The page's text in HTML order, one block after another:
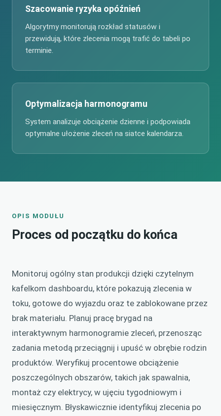
Szacowanie ryzyka opóźnień
Algorytmy monitorują rozkład statusów i
przewidują, które zlecenia mogą trafić do tabeli po
terminie.
Optymalizacja harmonogramu
System analizuje obciążenie dzienne i podpowiada
optymalne ułożenie zleceń na siatce kalendarza.
OPIS MODUŁU
Proces od początku do końca
Monitoruj ogólny stan produkcji dzięki czytelnym
kafelkom dashboardu, które pokazują zlecenia w
toku, gotowe do wyjazdu oraz te zablokowane przez
brak materiału. Planuj pracę brygad na
interaktywnym harmonogramie zleceń, przenosząc
zadania metodą przeciągnij i upuść w obrębie rodzin
produktów. Weryfikuj procentowe obciążenie
poszczególnych obszarów, takich jak spawalnia,
montaż czy elektrycy, w ujęciu tygodniowym i
miesięcznym. Błyskawicznie identyfikuj zlecenia po